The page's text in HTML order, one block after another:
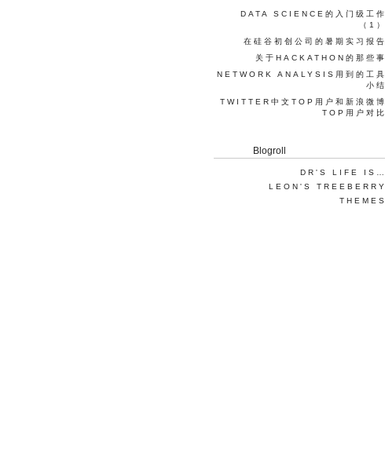
DATA SCIENCE的入门级工作
（1）
在硅谷初创公司的暑期实习报告
关于HACKATHON的那些事
NETWORK ANALYSIS用到的工具
小结
TWITTER中文TOP用户和新浪微博
TOP用户对比
Blogroll
DR'S LIFE IS…
LEON'S TREEBERRY
THEMES